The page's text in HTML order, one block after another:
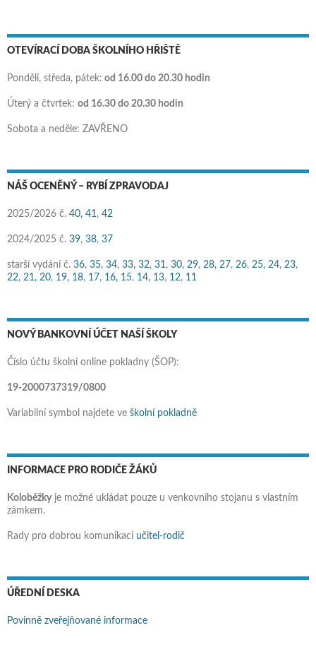
OTEVÍRACÍ DOBA ŠKOLNÍHO HŘIŠTĚ
Pondělí, středa, pátek: od 16.00 do 20.30 hodin
Úterý a čtvrtek: od 16.30 do 20.30 hodin
Sobota a neděle: ZAVŘENO
NÁŠ OCENĚNÝ – RYBÍ ZPRAVODAJ
2025/2026 č. 40, 41, 42
2024/2025 č. 39, 38, 37
starší vydání č. 36, 35, 34, 33, 32, 31, 30, 29, 28, 27, 26, 25, 24, 23,
22, 21, 20, 19, 18, 17, 16, 15, 14, 13, 12, 11
NOVÝ BANKOVNÍ ÚČET NAŠÍ ŠKOLY
Číslo účtu školní online pokladny (ŠOP):
19-2000737319/0800
Variabilní symbol najdete ve školní pokladně
INFORMACE PRO RODIČE ŽÁKŮ
Koloběžkyje možné ukládat pouze u venkovního stojanu s vlastním
zámkem.
Rady pro dobrou komunikaci učitel-rodič
ÚŘEDNÍ DESKA
Povinně zveřejňované informace